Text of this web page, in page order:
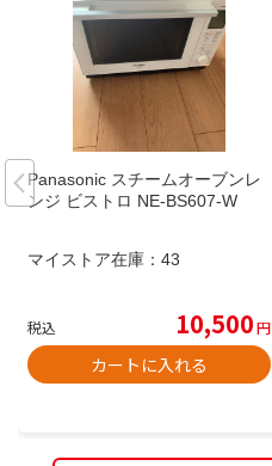
Panasonic スチームオーブンレ
ンジ ビストロ NE-BS607-W
マイストア在庫： 43
税込 10,500円
カートに入れる